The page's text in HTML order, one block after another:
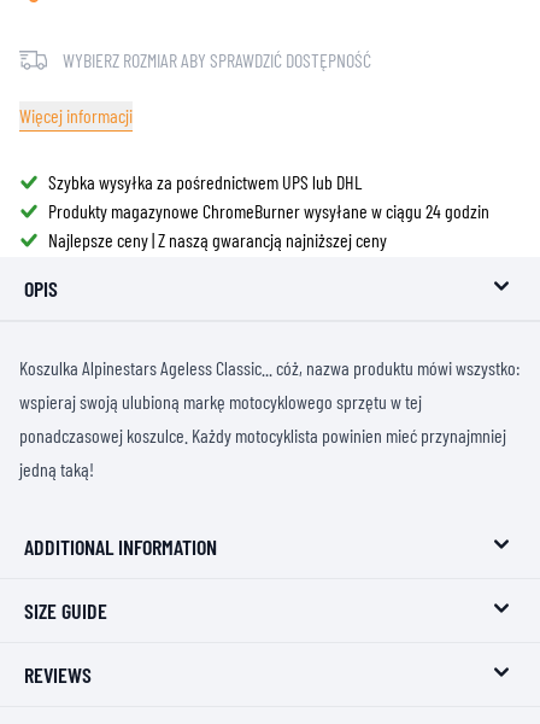
WYBIERZ ROZMIAR ABY SPRAWDZIĆ DOSTĘPNOŚĆ
Więcej informacji
Szybka wysyłka za pośrednictwem UPS lub DHL
Produkty magazynowe ChromeBurner wysyłane w ciągu 24 godzin
Najlepsze ceny | Z naszą gwarancją najniższej ceny
OPIS
Koszulka Alpinestars Ageless Classic... cóż, nazwa produktu mówi wszystko:
wspieraj swoją ulubioną markę motocyklowego sprzętu w tej
ponadczasowej koszulce. Każdy motocyklista powinien mieć przynajmniej
jedną taką!
ADDITIONAL INFORMATION
SIZE GUIDE
REVIEWS